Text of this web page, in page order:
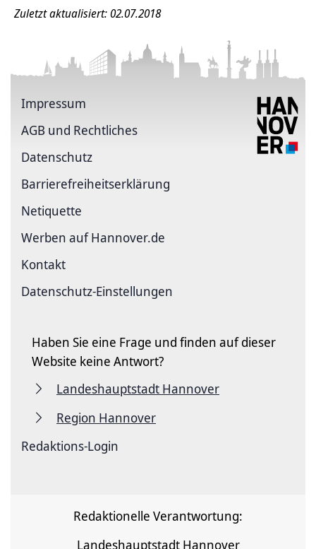
Zuletzt aktualisiert: 02.07.2018
Impressum
AGB und Rechtliches
Datenschutz
Barriere­freiheits­erklärung
Netiquette
Werben auf Hannover.de
Kontakt
Datenschutz-Einstellungen
Haben Sie eine Frage und finden auf dieser
Website keine Antwort?
Landeshauptstadt Hannover
Region Hannover
Redaktions-Login
Redaktionelle Verantwortung:
Landeshauptstadt Hannover